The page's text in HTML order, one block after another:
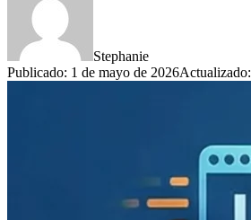
Stephanie
Publicado: 1 de mayo de 2026Actualizado: